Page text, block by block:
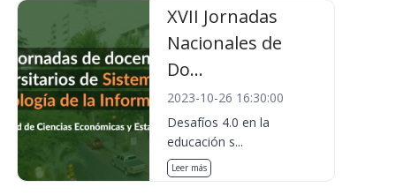
XVII Jornadas
Nacionales de
Do...
2023-10-26 16:30:00
Desafíos 4.0 en la
educación s...
Leer más